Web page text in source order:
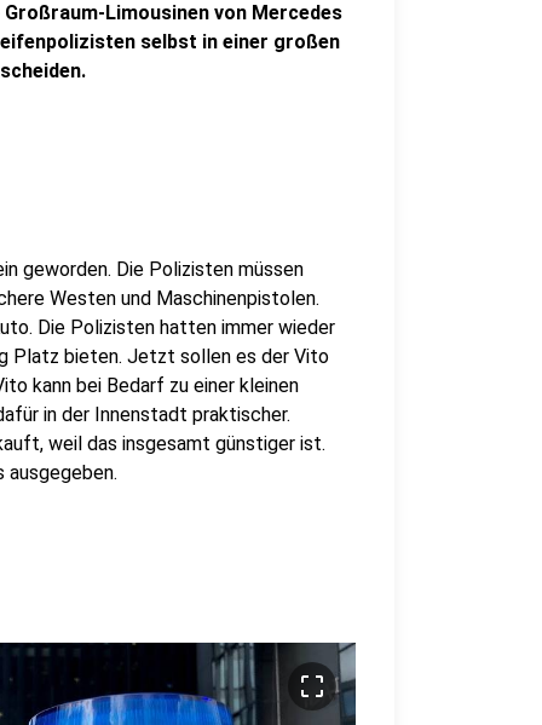
Limousinen von Mercedes
selbst in einer großen
geworden. Die Polizisten müssen
Westen und Maschinenpistolen.
Die Polizisten hatten immer wieder
Platz bieten. Jetzt sollen es der Vito
kann bei Bedarf zu einer kleinen
in der Innenstadt praktischer.
weil das insgesamt günstiger ist.
ausgegeben.
crop_free